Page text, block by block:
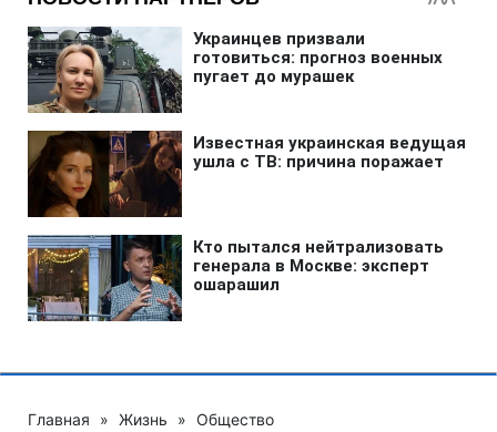
Главная » Жизнь » Общество